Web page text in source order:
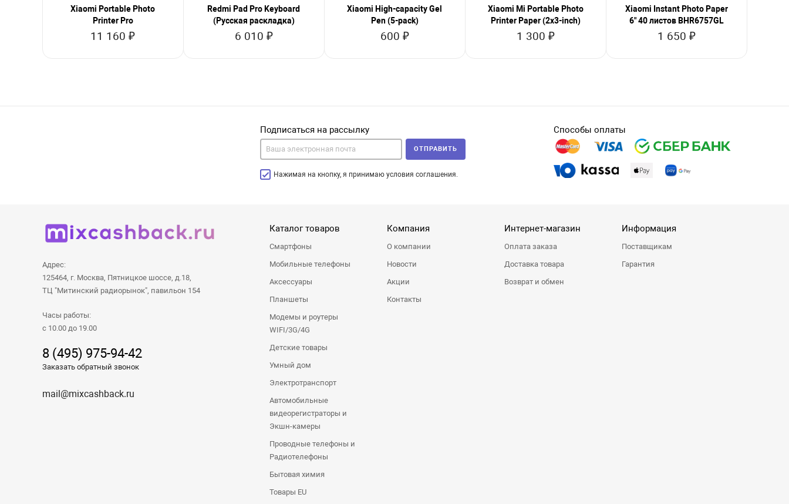
Xiaomi Portable Photo
Printer Pro
11 160 ₽
Redmi Pad Pro Keyboard
(Русская раскладка)
6 010 ₽
Xiaomi High-capacity Gel
Pen (5-pack)
600 ₽
Xiaomi Mi Portable Photo
Printer Paper (2x3-inch)
1 300 ₽
Xiaomi Instant Photo Paper
6" 40 листов BHR6757GL
1 650 ₽
Подписаться на рассылку
Нажимая на кнопку, я принимаю условия соглашения.
ОТПРАВИТЬ
Способы оплаты
Адрес:
125464, г. Москва, Пятницкое шоссе, д.18,
ТЦ "Митинский радиорынок", павильон 154
Часы работы:
с 10.00 до 19.00
8 (495) 975-94-42
Заказать обратный звонок
mail@mixcashback.ru
Каталог товаров
Смартфоны
Мобильные телефоны
Аксессуары
Планшеты
Модемы и роутеры
WIFI/3G/4G
Детские товары
Умный дом
Электротранспорт
Автомобильные
видеорегистраторы и
Экшн-камеры
Проводные телефоны и
Радиотелефоны
Бытовая химия
Товары EU
Компания
О компании
Новости
Акции
Контакты
Интернет-магазин
Оплата заказа
Доставка товара
Возврат и обмен
Информация
Поставщикам
Гарантия